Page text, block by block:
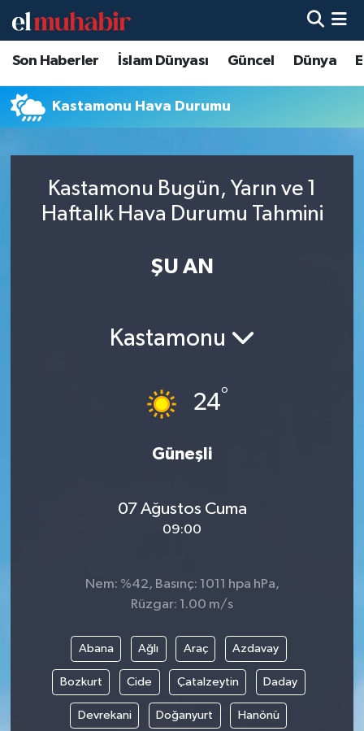
Son Haberler İslam Dünyası Güncel Dünya
Kastamonu Hava Durumu
Kastamonu Bugün, Yarın ve 1
Haftalık Hava Durumu Tahmini
ŞU AN
Kastamonu
24°
Güneşli
07 Ağustos Cuma
09:00
Nem: %42, Basınç: 1011 hpa hPa,
Rüzgar: 1.00 m/s
Abana Ağlı Araç Azdavay
Bozkurt Cide Çatalzeytin Daday
Devrekani Doğanyurt Hanönü
Hava Durumu
Trafik Durumu
Tüm Manşetler